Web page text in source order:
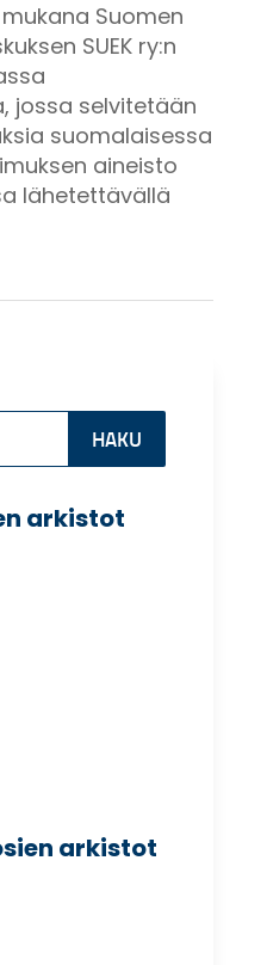
Suomen
SUEK ry:n
jossa selvitetään
suomalaisessa
aineisto
lähetettävällä
arkistot
arkistot